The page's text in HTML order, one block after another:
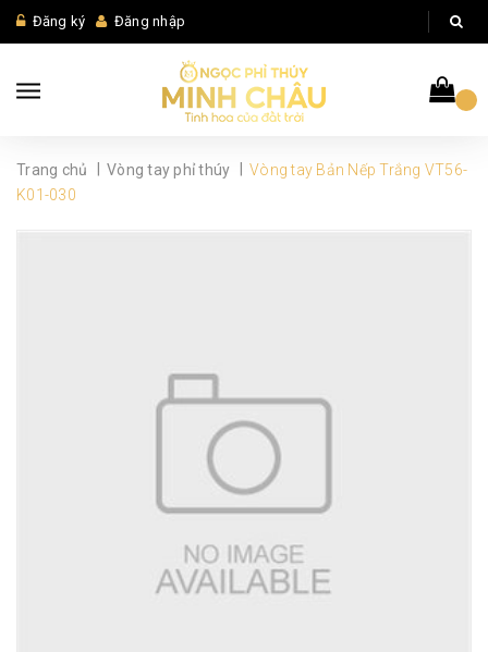
Đăng ký Đăng nhập
Trang chủ Vòng tay phỉ thúy
Vòng tay Bản Nếp Trắng VT56-
K01-030